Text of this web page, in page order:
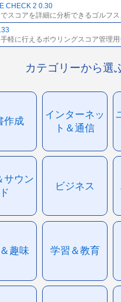
CHECK 2 0.30
スコアを詳細に分析できるゴルフス
軽に行えるボウリングスコア管理
カテゴリーから選
作成
インターネッ
ト＆通信
サウン
ド
ビジネス
趣味 学習＆教育